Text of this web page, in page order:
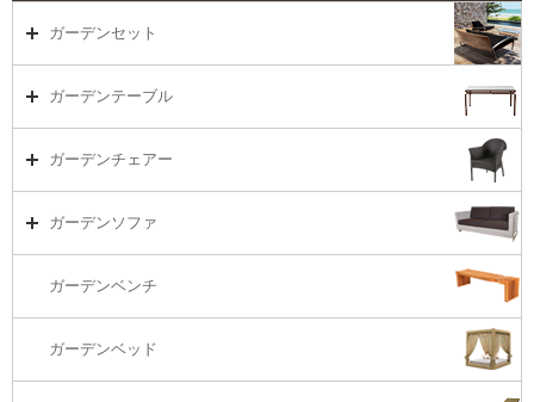
ガーデンセット
ガーデンセット（海外在庫）
ラウンジ・ベッド
ガーデンテーブル
ガーデンテーブルTOP
コーヒーテーブル
ガーデンチェアー
ガーデンチェアーTOP
カウンター・バーチェアー
ガーデンソファ
ガーデンソファTOP
ガーデンベンチ
ガーデンベッド